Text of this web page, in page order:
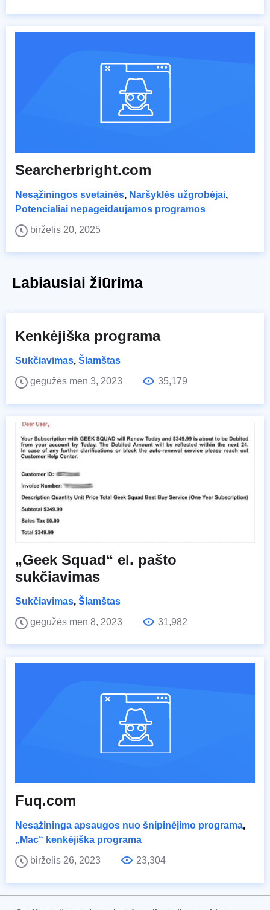
Searcherbright.com
Nesąžiningos svetainės, Naršyklės užgrobėjai,
Potencialiai nepageidaujamos programos
birželis 20, 2025
Labiausiai žiūrima
Kenkėjiška programa
Sukčiavimas, Šlamštas
gegužės mėn 3, 2023
35,179
„Geek Squad“ el. pašto
sukčiavimas
Sukčiavimas, Šlamštas
gegužės mėn 8, 2023
31,982
Fuq.com
Nesąžininga apsaugos nuo šnipinėjimo programa,
„Mac“ kenkėjiška programa
birželis 26, 2023
23,304